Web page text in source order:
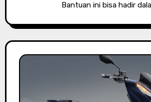
Bantuan ini bisa hadir